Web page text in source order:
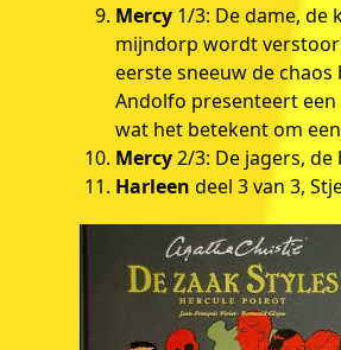
Mercy 1/3: De dame, de
mijndorp wordt
eerste sneeuw de
Andolfo presenteert
wat het betekent om
Mercy2/3: De jagers,
Harleen deel 3 van 3,